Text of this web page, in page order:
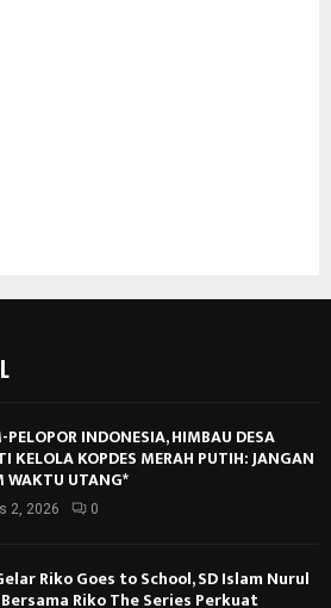
PELOPOR INDONESIA, HIMBAU DESA
KELOLA KOPDES MERAH PUTIH: JANGAN
WAKTU UTANG*
2, 2026 0
Riko Goes to School, SD Islam Nurul
Riko The Series Perkuat